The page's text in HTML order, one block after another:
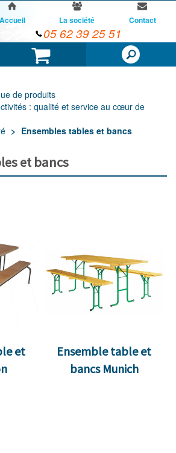
Panier
Accueil La société Contact
05 62 39 25 51
de produits
: qualité et service au cœur de
Ensembles tables et bancs
et bancs
et
Ensemble table et
bancs Munich